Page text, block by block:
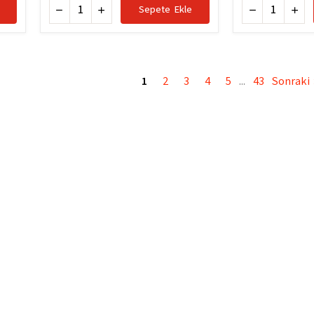
Sepete Ekle
1 2 3 4 5 43 Sonraki